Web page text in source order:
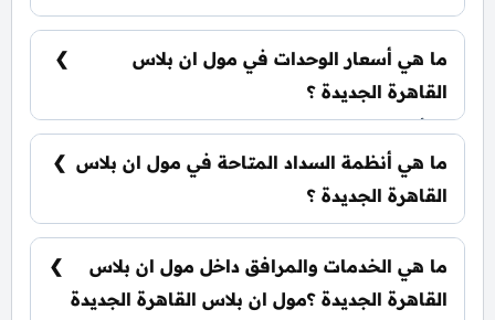
يضم المول مجموعة متنوعة من الوحدات
مكتب دوبلكس: تبدأ من 105 متر²
ما هي أسعار الوحدات في مول ان بلاس
القاهرة الجديدة ؟
تبدأ الأسعار من 8,000,000 جنيه وتختلف حسب نوع
الوحدة والمساحة، كما أن الأسعار قابلة للتغيير حسب
تطورات السوق.
ما هي أنظمة السداد المتاحة في مول ان بلاس
القاهرة الجديدة ؟
يمكنك حجز وحدتك بدفع مقدم 5% فقط، كما يتم
تقسيط الباقي على فترة تصل إلي 9 سنوات بدون أي
فوائد.
ما هي الخدمات والمرافق داخل مول ان بلاس
القاهرة الجديدة ؟مول ان بلاس القاهرة الجديدة